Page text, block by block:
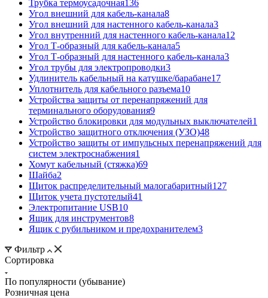
Трубка термоусадочная136
Угол внешний для кабель-канала8
Угол внешний для настенного кабель-канала3
Угол внутренний для настенного кабель-канала12
Угол Т-образный для кабель-канала5
Угол Т-образный для настенного кабель-канала3
Угол трубы для электропроводки3
Удлинитель кабельный на катушке/барабане17
Уплотнитель для кабельного разъема10
Устройства защиты от перенапряжений для
терминального оборудования9
Устройство блокировки для модульных выключателей1
Устройство защитного отключения (УЗО)48
Устройство защиты от импульсных перенапряжений для
систем электроснабжения1
Хомут кабельный (стяжка)69
Шайба2
Щиток распределительный малогабаритный127
Щиток учета пустотелый41
Электропитание USB10
Ящик для инструментов8
Ящик с рубильником и предохранителем3
Фильтр
Сортировка
По популярности (убывание)
Розничная цена